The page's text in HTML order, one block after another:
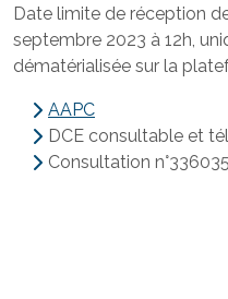
Date limite de réception
septembre 2023 à 12h,
dématérialisée sur la
AAPC
DCE consultable et
Consultation n°336035